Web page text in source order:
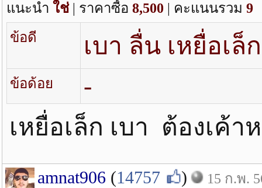
แนะนำ ใช่| ราคาซื้อ 8,500 | คะแนนรวม 9
ข้อดี
เบา ลื่น เหยื่อเ
ข้อด้อย
-
เหยื่อเล็ก เบา ต้องเค้า
amnat906 (14757 ) 15 ก.พ.